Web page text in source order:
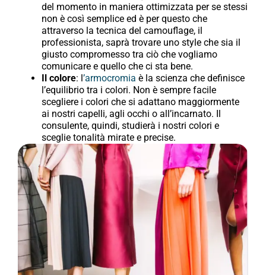
del momento in maniera ottimizzata per se stessi
non è così semplice ed è per questo che
attraverso la tecnica del camouflage, il
professionista, saprà trovare uno style che sia il
giusto compromesso tra ciò che vogliamo
comunicare e quello che ci sta bene.
Il colore: l ’armocromia è la scienza che definisce
l’equilibrio tra i colori. Non è sempre facile
scegliere i colori che si adattano maggiormente
ai nostri capelli, agli occhi o all’incarnato. Il
consulente, quindi, studierà i nostri colori e
sceglie tonalità mirate e precise.